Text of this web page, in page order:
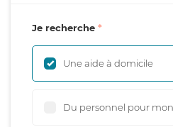
Je recherche
Une aide à domicile
Du personnel pour